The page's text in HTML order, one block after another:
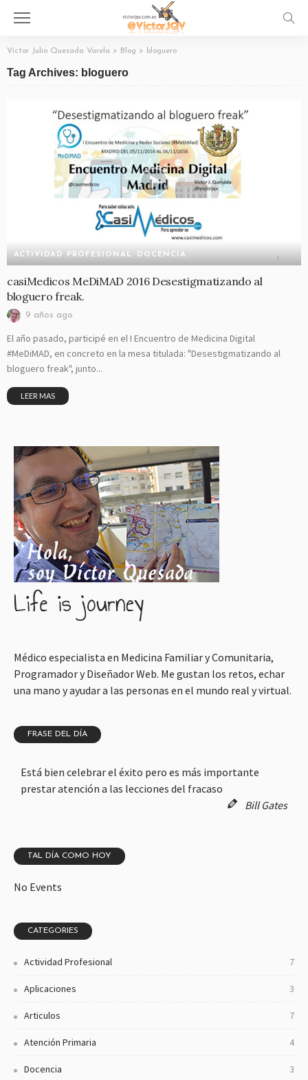
Victor Julio Quesada Varela > Blog > bloguero
Tag Archives: bloguero
ACTIVIDAD PROFESIONAL DOCENCIA
casiMedicos MeDiMAD 2016 Desestigmatizando al
bloguero freak.
9 años ago
El año pasado, participé en el I Encuentro de Medicina Digital
#MeDiMAD, en concreto en la mesa titulada: "Desestigmatizando al
bloguero freak", junto...
LEER MAS
Médico especialista en Medicina Familiar y Comunitaria,
Programador y Diseñador Web. Me gustan los retos, echar
una mano y ayudar a las personas en el mundo real y virtual.
FRASE DEL DÍA
Está bien celebrar el éxito pero es más importante
prestar atención a las lecciones del fracaso
Bill Gates
TAL DÍA COMO HOY
No Events
CATEGORIES
Actividad Profesional 7
Aplicaciones 3
Articulos 7
Atención Primaria 4
Docencia 3